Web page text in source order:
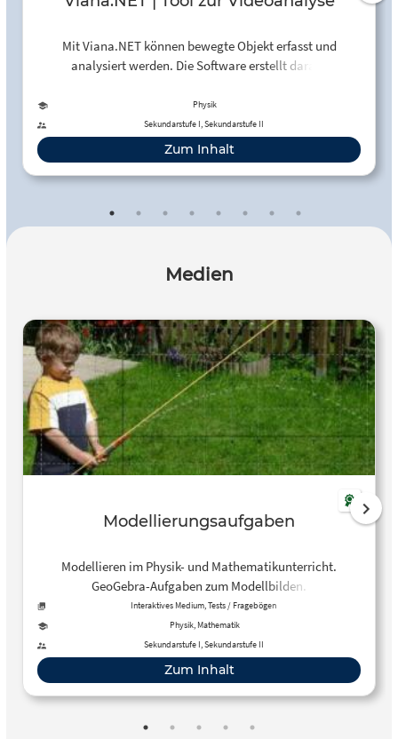
Mit Viana.NET können bewegte Objekt erfasst und
analysiert werden. Die Software erstellt daraus
Physik
Sekundarstufe I, Sekundarstufe II
Zum Inhalt
Medien
Modellierungsaufgaben
Modellieren im Physik- und Mathematikunterricht.
GeoGebra-Aufgaben zum Modellbilden.
Interaktives Medium, Tests / Fragebögen
Physik, Mathematik
Sekundarstufe I, Sekundarstufe II
Zum Inhalt